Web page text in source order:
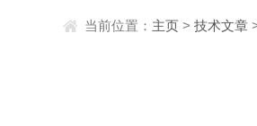
当前位置： 主页 > 技术文章